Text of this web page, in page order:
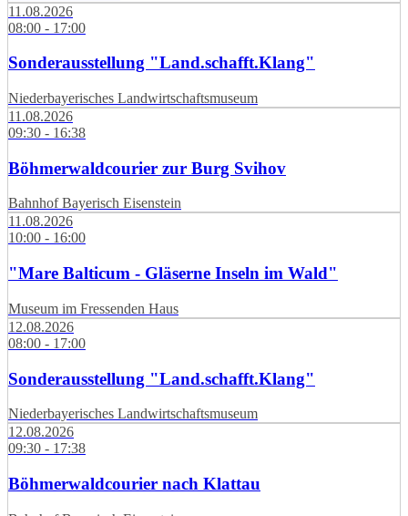
11.08.2026
08:00 - 17:00
Sonderausstellung "Land.schafft.Klang"
Niederbayerisches Landwirtschaftsmuseum
11.08.2026
09:30 - 16:38
Böhmerwaldcourier zur Burg Svihov
Bahnhof Bayerisch Eisenstein
11.08.2026
10:00 - 16:00
"Mare Balticum - Gläserne Inseln im Wald"
Museum im Fressenden Haus
12.08.2026
08:00 - 17:00
Sonderausstellung "Land.schafft.Klang"
Niederbayerisches Landwirtschaftsmuseum
12.08.2026
09:30 - 17:38
Böhmerwaldcourier nach Klattau